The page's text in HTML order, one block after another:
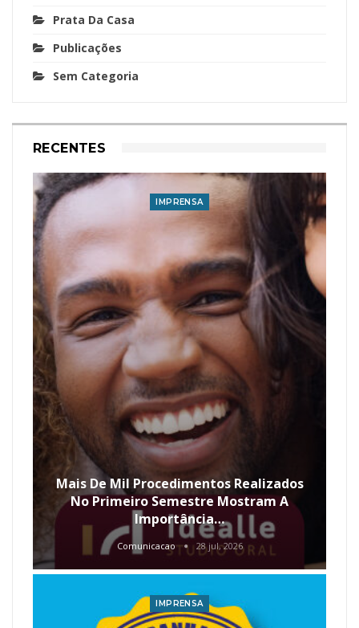
Prata Da Casa
Publicações
Sem Categoria
RECENTES
IMPRENSA
Mais De Mil Procedimentos Realizados
No Primeiro Semestre Mostram A
Importância…
Comunicacao 28 jul, 2026
IMPRENSA